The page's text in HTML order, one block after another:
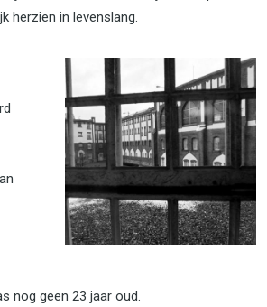
herzien in levenslang.
nog geen 23 jaar oud.